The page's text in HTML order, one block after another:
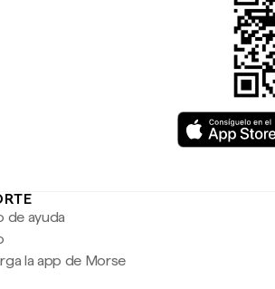
de ayuda
la app de Morse